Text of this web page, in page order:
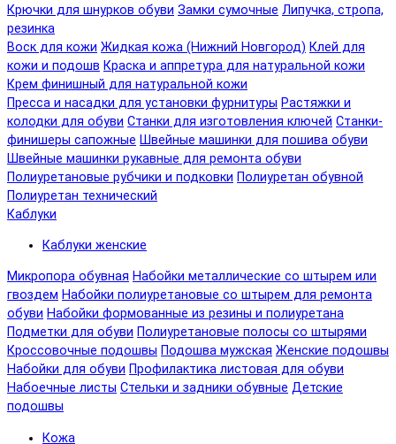
Крючки для шнурков обуви Замки сумочные Липучка, стропа,
резинка
Воск для кожи Жидкая кожа (Нижний Новгород) Клей для
кожи и подошв Краска и аппретура для натуральной кожи
Крем финишный для натуральной кожи
Пресса и насадки для установки фурнитуры Растяжки и
колодки для обуви Станки для изготовления ключей Станки-
финишеры сапожные Швейные машинки для пошива обуви
Швейные машинки рукавные для ремонта обуви
Полиуретановые рубчики и подковки Полиуретан обувной
Полиуретан технический
Каблуки
Каблуки женские
Микропора обувная Набойки металлические со штырем или
гвоздем Набойки полиуретановые со штырем для ремонта
обуви Набойки формованные из резины и полиуретана
Подметки для обуви Полиуретановые полосы со штырями
Кроссовочные подошвы Подошва мужская Женские подошвы
Набойки для обуви Профилактика листовая для обуви
Набоечные листы Стельки и задники обувные Детские
подошвы
Кожа